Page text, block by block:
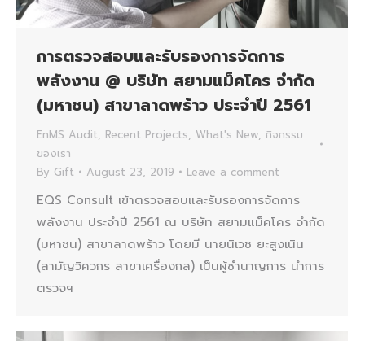
การตรวจสอบและรับรองการจัดการ
พลังงาน @ บริษัท สยามแม็คโคร จำกัด
(มหาชน) สาขาลาดพร้าว ประจำปี 2561
EnMS Audit, Recent Projects, What's New, กิจกรรม
ของเรา
By Gift August 23, 2019 Leave a comment
EQS Consult เข้าตรวจสอบและรับรองการจัดการ
พลังงาน ประจำปี 2561 ณ บริษัท สยามแม็คโคร จำกัด
(มหาชน) สาขาลาดพร้าว โดยมี นายนิเวช ยะสูงเนิน
(สามัญวิศวกร สาขาเครื่องกล) เป็นผู้ชำนาญการ นำการ
ตรวจฯ